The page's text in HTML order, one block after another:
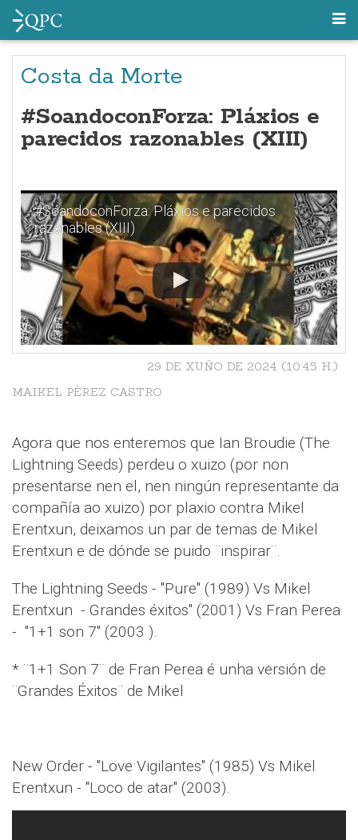
Costa da Morte
#SoandoconForza: Pláxios e
parecidos razonables (XIII)
#SoandoconForza: Pláxios e parecidos
razonables (XIII)
29 DE XUÑO DE 2024 (10:45 H.)
MAIKEL PÉREZ CASTRO
Agora que nos enteremos que Ian Broudie (The
Lightning Seeds) perdeu o xuizo (por non
presentarse nen el, nen ningún representante da
compañía ao xuizo) por plaxio contra Mikel
Erentxun, deixamos un par de temas de Mikel
Erentxun e de dónde se puido ¨inspirar¨.
The Lightning Seeds - "Pure" (1989) Vs Mikel
Erentxun - Grandes éxitos" (2001) Vs Fran Perea
- "1+1 son 7" (2003 ).
* ¨1+1 Son 7¨ de Fran Perea é unha versión de
¨Grandes Éxitos¨ de Mikel
New Order - "Love Vigilantes" (1985) Vs Mikel
Erentxun - "Loco de atar" (2003).